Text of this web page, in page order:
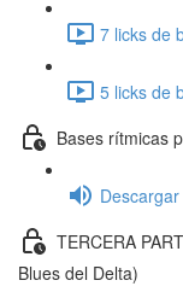
7 licks de
5 licks de
Bases rítmicas
TERCERA
Blues del Delta)